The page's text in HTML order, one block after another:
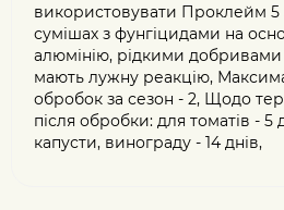
використовувати Проклейм 5
сумішах з фунгіцидами на
алюмінію, рідкими добривами
мають лужну реакцію,
обробок за сезон - 2, Щодо
після обробки: для томатів - 5
капусти, винограду - 14 днів,